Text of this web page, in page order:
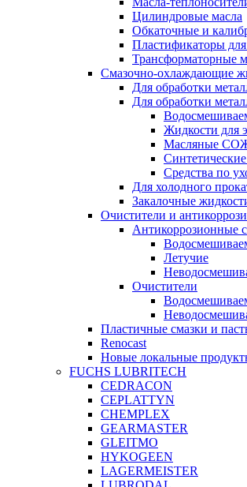
Цилиндровые масла
Обкаточные и
Пластификаторы для
Трансформаторные
Смазочно-охлаждающие
Для обработки
Для обработки
Жидкости для
Масляные
Средства по
Для холодного
Закалочные
Очистители и
Антикоррозионные
Летучие
Очистители
Пластичные смазки и
Renocast
Новые локальные
FUCHS LUBRITECH
CEDRACON
CEPLATTYN
CHEMPLEX
GEARMASTER
GLEITMO
HYKOGEEN
LAGERMEISTER